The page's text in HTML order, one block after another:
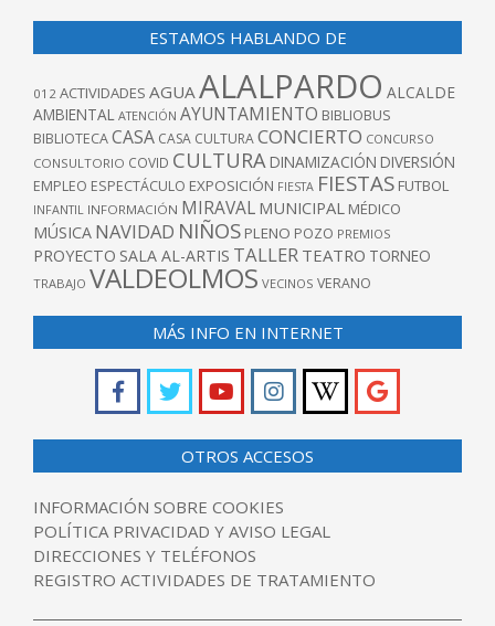
ESTAMOS HABLANDO DE
012 ACTIVIDADES AGUAALALPARDO ALCALDE
AMBIENTAL ATENCIÓN AYUNTAMIENTO BIBLIOBUS
BIBLIOTECACASA CASA CULTURACONCIERTO CONCURSO
CONSULTORIO COVID CULTURA DINAMIZACIÓN DIVERSIÓN
EMPLEO ESPECTÁCULO EXPOSICIÓN FIESTA FIESTAS FUTBOL
INFANTIL INFORMACIÓN MIRAVAL MUNICIPAL MÉDICO
MÚSICA NAVIDAD NIÑOS PLENO POZO PREMIOS
PROYECTO SALA AL-ARTIS TALLER TEATRO TORNEO
TRABAJO VALDEOLMOS VECINOS VERANO
MÁS INFO EN INTERNET
OTROS ACCESOS
INFORMACIÓN SOBRE COOKIES
POLÍTICA PRIVACIDAD Y AVISO LEGAL
DIRECCIONES Y TELÉFONOS
REGISTRO ACTIVIDADES DE TRATAMIENTO